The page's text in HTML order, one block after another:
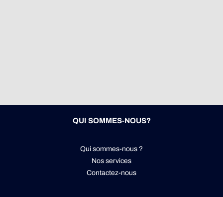
QUI SOMMES-NOUS?
Qui sommes-nous ?
Nos services
Contactez-nous